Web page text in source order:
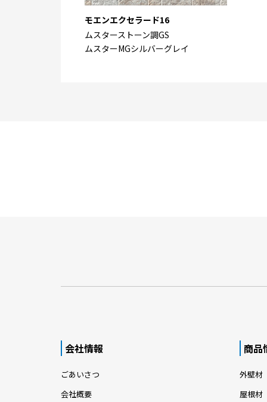
モエンエクセラード16
ムスターストーン調GS
ムスターMGシルバーグレイ
会社情報
ごあいさつ
会社概要
商品
外壁材
屋根材